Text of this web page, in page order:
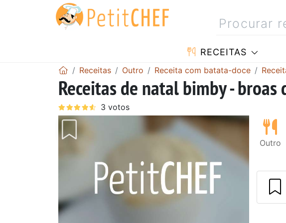
RECEITAS
Receitas Outro Receita com batata-doce
Receitas de natal bimby - broas
Outro